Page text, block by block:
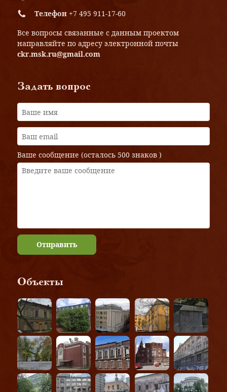
Телефон +7 495 911-17-60
Все вопросы связанные с данным проектом
направляйте по адресу электронной почты
ckr.msk.ru@gmail.com
Задать вопрос
Ваше сообщение (осталось 500 знаков )
Отправить
Объекты